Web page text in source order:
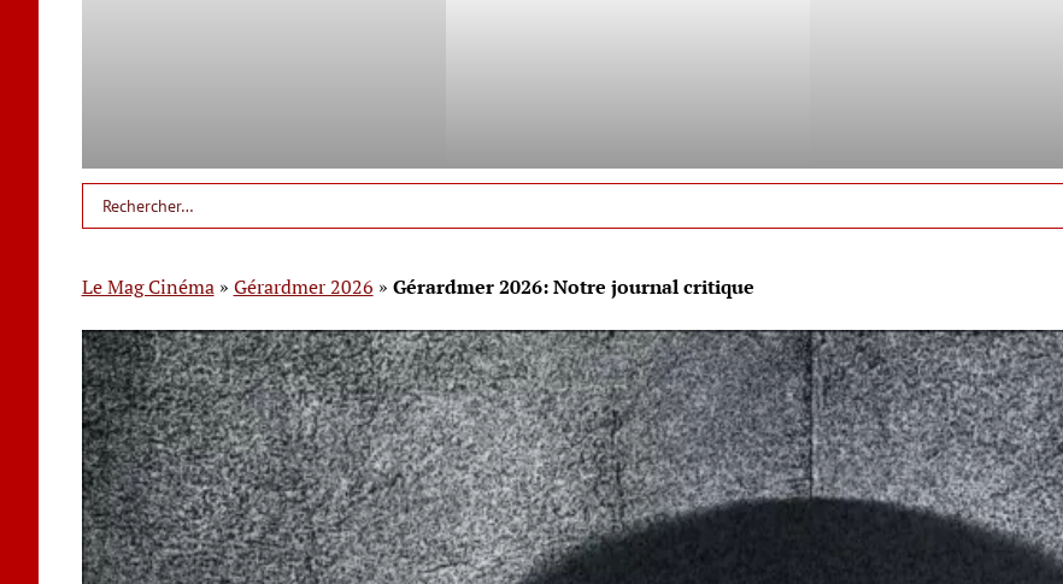
Le Mag Cinéma» Gérardmer 2026 » Gérardmer 2026: Notre journal critique